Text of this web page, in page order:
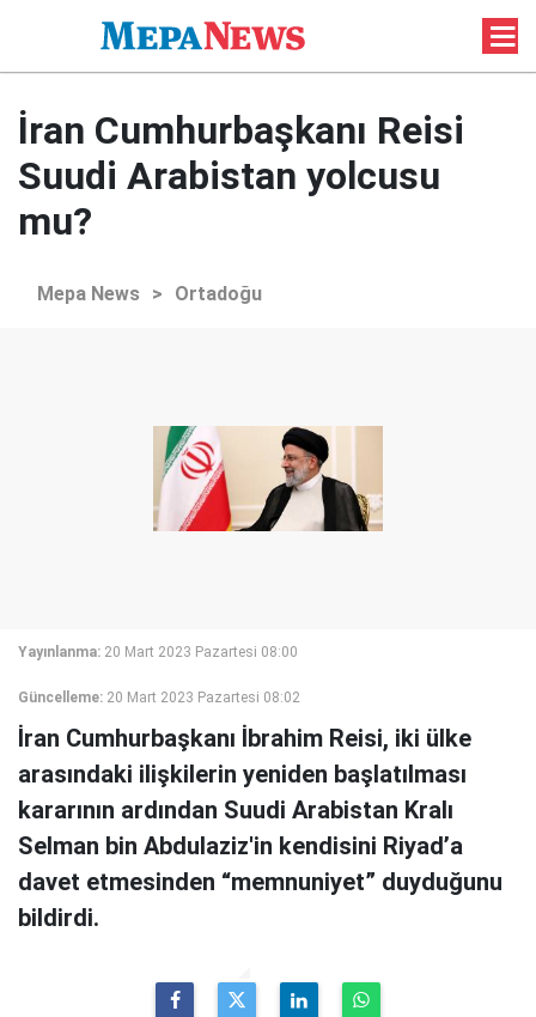
İran Cumhurbaşkanı Reisi
Suudi Arabistan yolcusu
mu?
Mepa News > Ortadoğu
Yayınlanma: 20 Mart 2023 Pazartesi 08:00
Güncelleme: 20 Mart 2023 Pazartesi 08:02
İran Cumhurbaşkanı İbrahim Reisi, iki ülke
arasındaki ilişkilerin yeniden başlatılması
kararının ardından Suudi Arabistan Kralı
Selman bin Abdulaziz'in kendisini Riyad’a
davet etmesinden “memnuniyet” duyduğunu
bildirdi.